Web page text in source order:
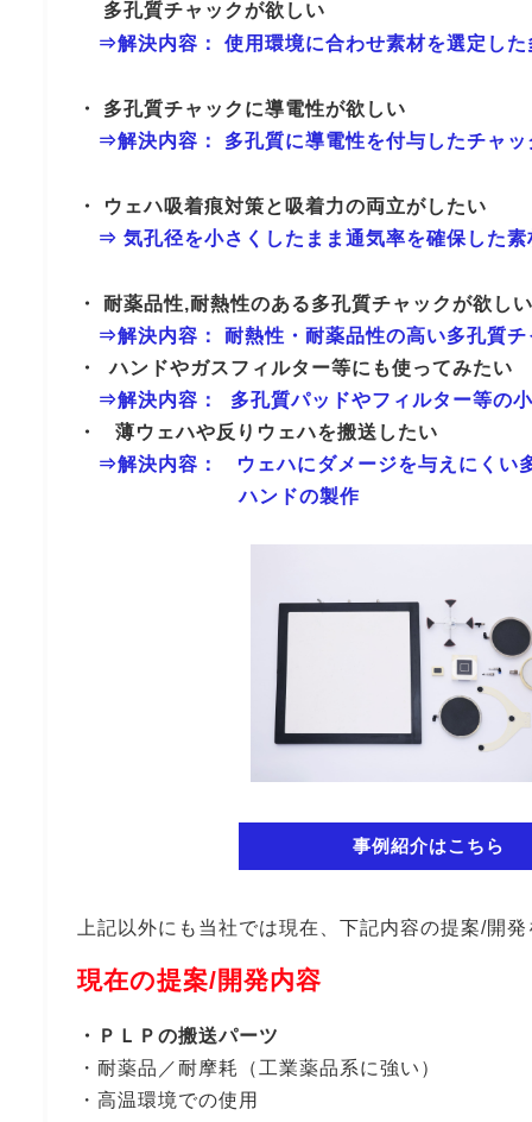
多孔質チャックが欲しい
⇒解決内容： 使用環境に合わせ素材を選定し
・ 多孔質チャックに導電性が欲しい
⇒解決内容： 多孔質に導電性を付与したチャッ
・ ウェハ吸着痕対策と吸着力の両立がしたい
⇒ 気孔径を小さくしたまま通気率を確保した素
・ 耐薬品性,耐熱性のある多孔質チャックが欲しい
⇒解決内容： 耐熱性・耐薬品性の高い多孔質チ
・ ハンドやガスフィルター等にも使ってみたい
⇒解決内容： 多孔質パッドやフィルター等の
・ 薄ウェハや反りウェハを搬送したい
⇒解決内容： ウェハにダメージを与えにくい
ハンドの製作
事例紹介はこちら
上記以外にも当社では現在、下記内容の提案/開
現在の提案/開発内容
・ＰＬＰの搬送パーツ
・耐薬品／耐摩耗（工業薬品系に強い）
・高温環境での使用